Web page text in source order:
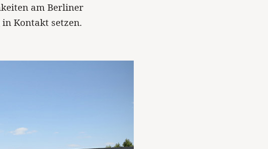
am Berliner
in Kontakt setzen.